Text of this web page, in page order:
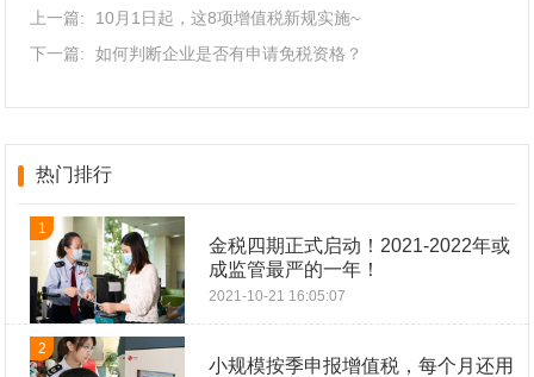
上一篇:
10月1日起，这8项增值税新规实施~
下一篇:
如何判断企业是否有申请免税资格？
热门排行
1
金税四期正式启动！2021-2022年或
成监管最严的一年！
2021-10-21 16:05:07
2
小规模按季申报增值税，每个月还用